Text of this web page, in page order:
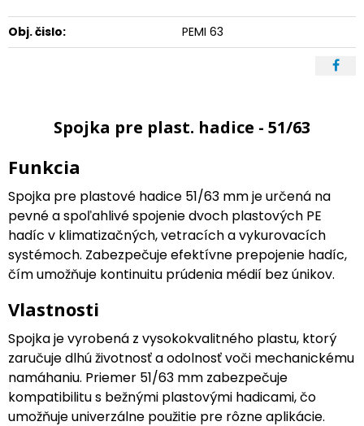
Obj. čislo: PEMI 63
Spojka pre plast. hadice - 51/63
Funkcia
Spojka pre plastové hadice 51/63 mm je určená na
pevné a spoľahlivé spojenie dvoch plastových PE
hadíc v klimatizačných, vetracích a vykurovacích
systémoch. Zabezpečuje efektívne prepojenie hadíc,
čím umožňuje kontinuitu prúdenia médií bez únikov.
Vlastnosti
Spojka je vyrobená z vysokokvalitného plastu, ktorý
zaručuje dlhú životnosť a odolnosť voči mechanickému
namáhaniu. Priemer 51/63 mm zabezpečuje
kompatibilitu s bežnými plastovými hadicami, čo
umožňuje univerzálne použitie pre rôzne aplikácie.